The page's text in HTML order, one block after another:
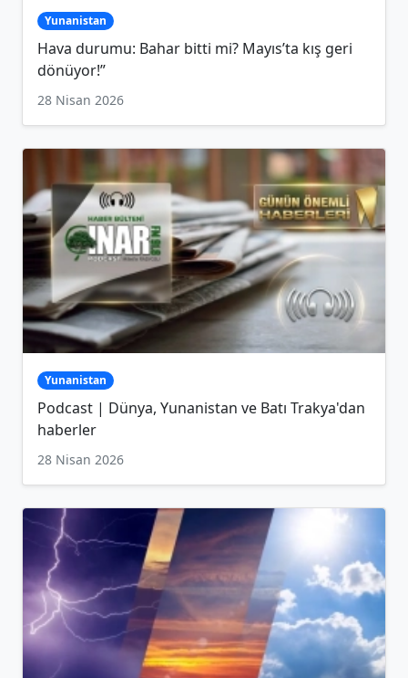
Yunanistan
Hava durumu: Bahar bitti mi? Mayıs’ta kış geri
dönüyor!”
28 Nisan 2026
Yunanistan
Podcast | Dünya, Yunanistan ve Batı Trakya'dan
haberler
28 Nisan 2026